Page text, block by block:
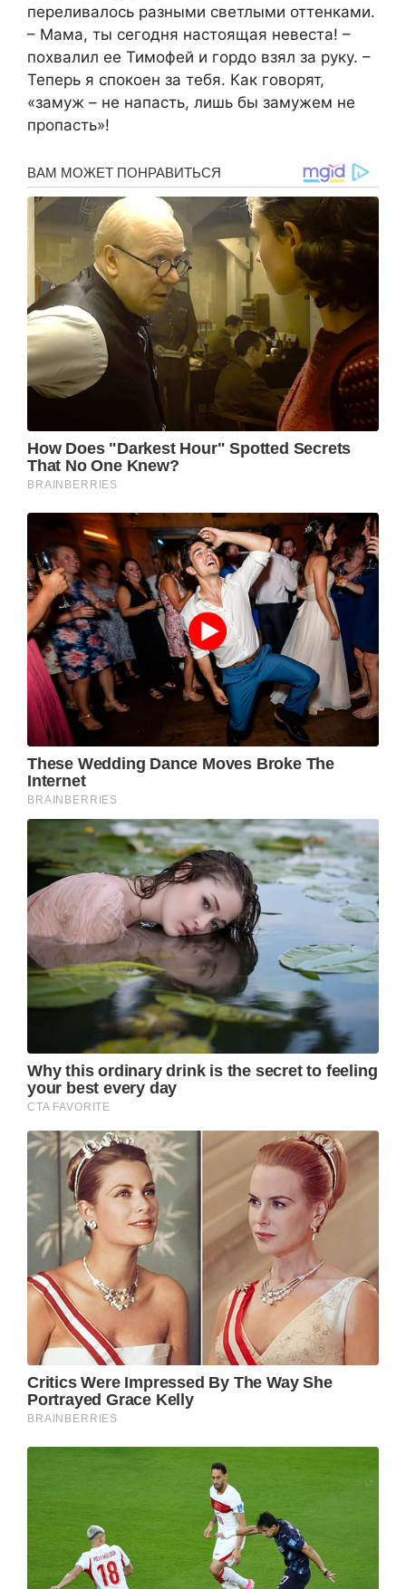
переливалось разными светлыми оттенками.
– Мама, ты сегодня настоящая невеста! –
похвалил ее Тимофей и гордо взял за руку. –
Теперь я спокоен за тебя. Как говорят,
«замуж – не напасть, лишь бы замужем не
пропасть»!